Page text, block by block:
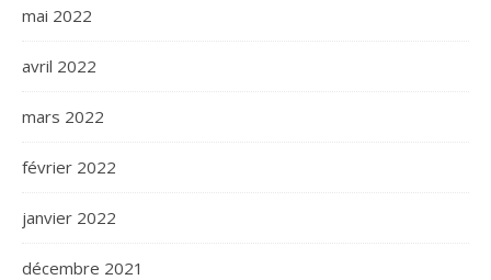
mai 2022
avril 2022
mars 2022
février 2022
janvier 2022
décembre 2021